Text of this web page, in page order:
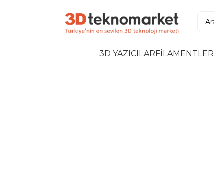
3D YAZICILARFİLAMENTLER